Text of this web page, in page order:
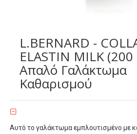
L.BERNARD -
ELASTIN MILK (200
Απαλό Γαλάκτωμα
Καθαρισμού
Αυτό το γαλάκτωμα εμπλουτισμένο με